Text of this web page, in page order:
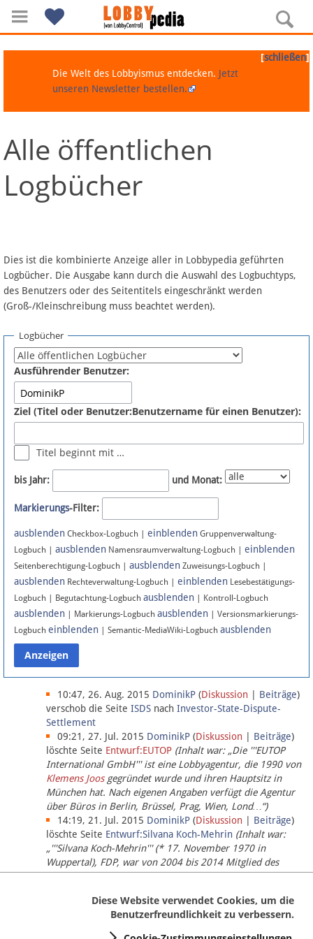
Navigation
Über Lobbypedia
Artikel nach Kategorien
FAQ
Fördermitglied werden
Fehler melden
Newsletter
Bluesky
Facebook
Instagram
Anmelden
Datenschutz
Über Lobbypedia
Impressum
[schließen]
Die Welt des Lobbyismus entdecken. Jetzt
unseren Newsletter bestellen.
Alle öffentlichen
Logbücher
Dies ist die kombinierte Anzeige aller in Lobbypedia geführten
Logbücher. Die Ausgabe kann durch die Auswahl des Logbuchtyps,
des Benutzers oder des Seitentitels eingeschränkt werden
(Groß-/Kleinschreibung muss beachtet werden).
Logbücher
Ausführender Benutzer:
Ziel (Titel oder Benutzer:Benutzername für einen Benutzer):
Titel beginnt mit …
bis Jahr: und Monat:
Markierungs-Filter:
ausblenden Checkbox-Logbuch | einblenden Gruppenverwaltung-
Logbuch | ausblenden Namensraumverwaltung-Logbuch | einblenden
Seitenberechtigung-Logbuch | ausblenden Zuweisungs-Logbuch |
ausblenden Rechteverwaltung-Logbuch | einblenden Lesebestätigungs-
Logbuch | Begutachtung-Logbuch ausblenden | Kontroll-Logbuch
ausblenden | Markierungs-Logbuch ausblenden | Versionsmarkierungs-
Logbuch einblenden | Semantic-MediaWiki-Logbuch ausblenden
10:47, 26. Aug. 2015 DominikP (Diskussion Beiträge)
verschob die Seite ISDS nach Investor-State-Dispute-
Settlement
09:21, 27. Jul. 2015 DominikP (Diskussion Beiträge)
löschte Seite Entwurf:EUTOP (Inhalt war: „Die '''EUTOP
International GmbH''' ist eine Lobbyagentur, die 1990 von
Klemens Joosgegründet wurde und ihren Hauptsitz in
München hat. Nach eigenen Angaben verfügt die Agentur
über Büros in Berlin, Brüssel, Prag, Wien, Lond…“)
14:19, 21. Jul. 2015 DominikP (Diskussion Beiträge)
löschte Seite Entwurf:Silvana Koch-Mehrin (Inhalt war:
„'''Silvana Koch-Mehrin''' (* 17. November 1970 in
Wuppertal), FDP, war von 2004 bis 2014 Mitglied des
Europäischen Parlaments, seit November 2014 ist sie für
Diese Website verwendet Cookies, um die
Benutzerfreundlichkeit zu verbessern.